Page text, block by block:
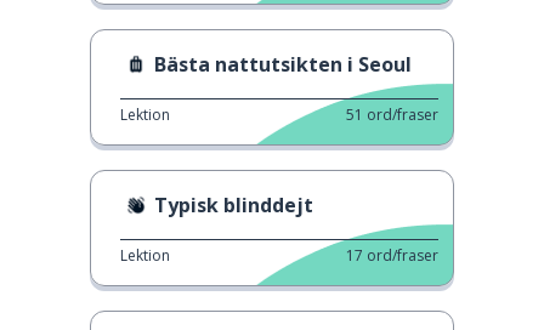
Bästa nattutsikten i Seoul
Lektion 51 ord/fraser
Typisk blinddejt
Lektion 17 ord/fraser